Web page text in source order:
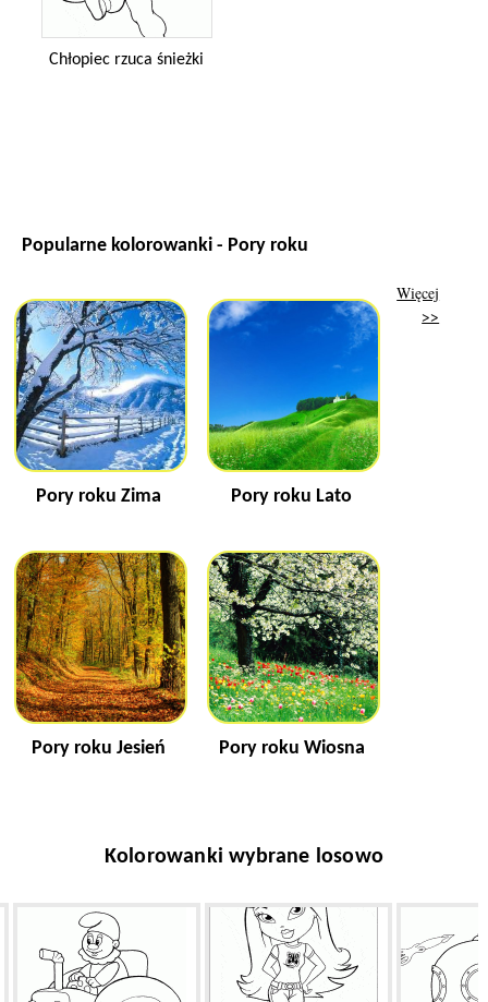
Chłopiec rzuca śnieżki
Popularne kolorowanki - Pory roku
Pory roku Zima Pory roku Lato
Pory roku Jesień Pory roku Wiosna
Więcej
>>
Kolorowanki wybrane losowo